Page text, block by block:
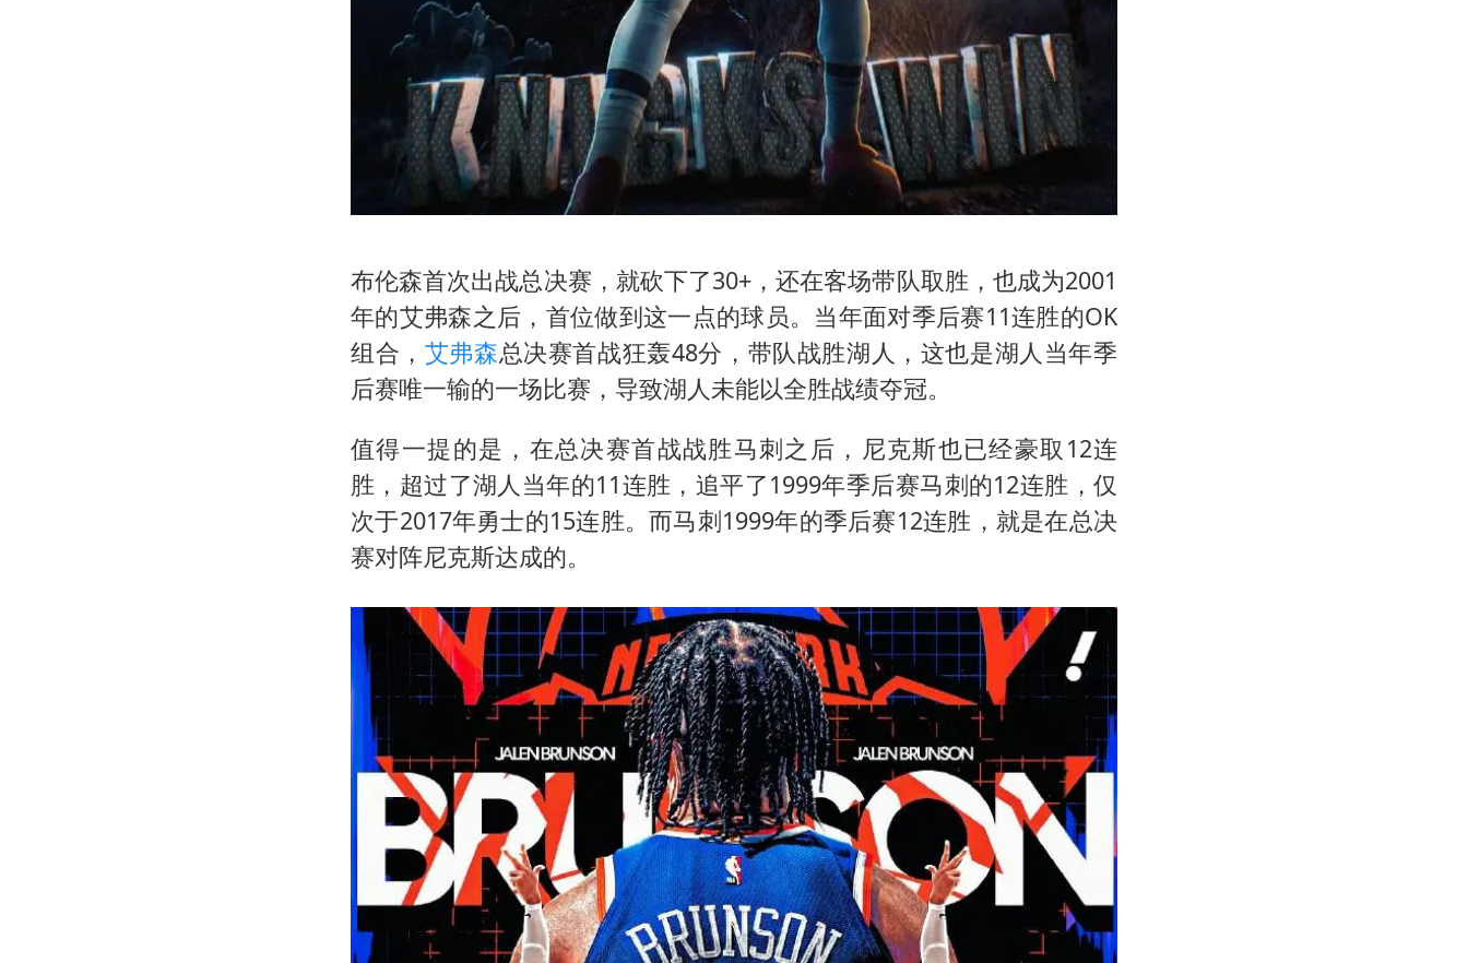
布伦森首次出战总决赛，就砍下了30+，还在客场带队取胜，也成为2001
年的艾弗森之后，首位做到这一点的球员。当年面对季后赛11连胜的OK
组合， 艾弗森总决赛首战狂轰48分，带队战胜湖人，这也是湖人当年季
后赛唯一输的一场比赛，导致湖人未能以全胜战绩夺冠。
值得一提的是，在总决赛首战战胜马刺之后，尼克斯也已经豪取12连
胜，超过了湖人当年的11连胜，追平了1999年季后赛马刺的12连胜，仅
次于2017年勇士的15连胜。而马刺1999年的季后赛12连胜，就是在总决
赛对阵尼克斯达成的。